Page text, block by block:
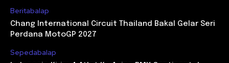
Beritabalap
Chang International Circuit Thailand Bakal Gelar Seri
Perdana MotoGP 2027
Sepedabalap